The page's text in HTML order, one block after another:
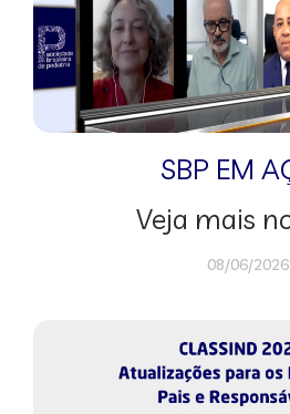
SBP EM
Veja mais
08/06/2026